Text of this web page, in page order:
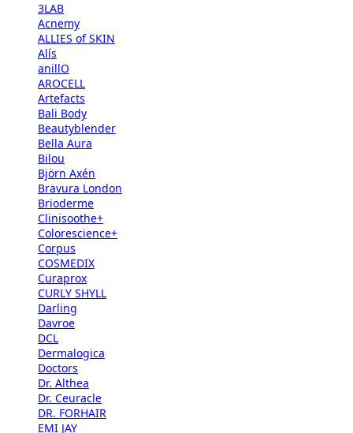
3LAB
Acnemy
ALLIES of SKIN
Alís
anillO
AROCELL
Artefacts
Bali Body
Beautyblender
Bella Aura
Bilou
Björn Axén
Bravura London
Brioderme
Clinisoothe+
Colorescience+
Corpus
COSMEDIX
Curaprox
CURLY SHYLL
Darling
Davroe
DCL
Dermalogica
Doctors
Dr. Althea
Dr. Ceuracle
DR. FORHAIR
EMI JAY